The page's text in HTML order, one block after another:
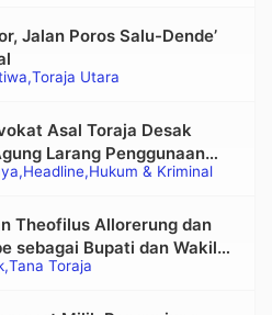
Toraja Utara
Jalan Poros Salu-Dende’
Headline Hukum & Kriminal
Asal Toraja Desak
Larang Penggunaan
Eksekusi Rumah Adat
Tana Toraja
Theofilus Allorerung dan
sebagai Bupati dan Wakil
Terpilih